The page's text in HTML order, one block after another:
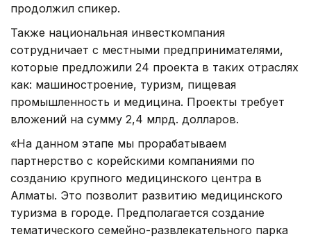
продолжил спикер.
Также национальная инвесткомпания
сотрудничает с местными предпринимателями,
которые предложили 24 проекта в таких отраслях
как: машиностроение, туризм, пищевая
промышленность и медицина. Проекты требует
вложений на сумму 2,4 млрд. долларов.
«На данном этапе мы прорабатываем
партнерство с корейскими компаниями по
созданию крупного медицинского центра в
Алматы. Это позволит развитию медицинского
туризма в городе. Предполагается создание
тематического семейно-развлекательного парка